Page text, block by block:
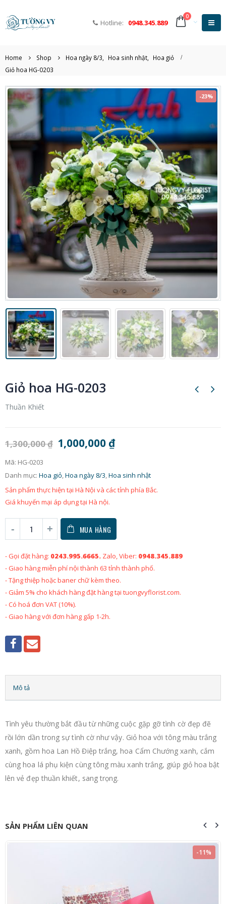
Hotline: 0948.345.889
0
Home Shop Hoa ngày 8/3 Hoa sinh nhật
Hoa giỏ
Giỏ hoa HG-0203
-23%
Giỏ hoa HG-0203
Thuần Khiết
1,300,000₫ 1,000,000 ₫
Mã: HG-0203
Danh mục: Hoa giỏ,Hoa ngày 8/3,Hoa sinh nhật
Sản phẩm thực hiện tại Hà Nội và các tỉnh phía Bắc.
Giá khuyến mại áp dụng tại Hà nội.
MUA HÀNG
- Gọi đặt hàng: 0243.995.6665. Zalo, Viber: 0948.345.889
- Giao hàng miễn phí nội thành 63 tỉnh thành phố.
- Tặng thiệp hoặc baner chữ kèm theo.
- Giảm 5% cho khách hàng đặt hàng tại tuongvyflorist.com.
- Có hoá đơn VAT (10%).
- Giao hàng với đơn hàng gấp 1-2h.
Mô tả
Tình yêu thường bắt đầu từ những cuộc gặp gỡ tình cờ đẹp đẽ
rồi lớn dần trong sự tình cờ như vậy. Giỏ hoa với tông màu trắng
xanh, gồm hoa Lan Hồ Điệp trắng, hoa Cẩm Chướng xanh, cắm
cùng hoa lá phụ kiện cùng tông màu xanh trắng, giúp giỏ hoa bật
lên vẻ đẹp thuần khiết, sang trọng.
SẢN PHẨM LIÊN QUAN
-11%